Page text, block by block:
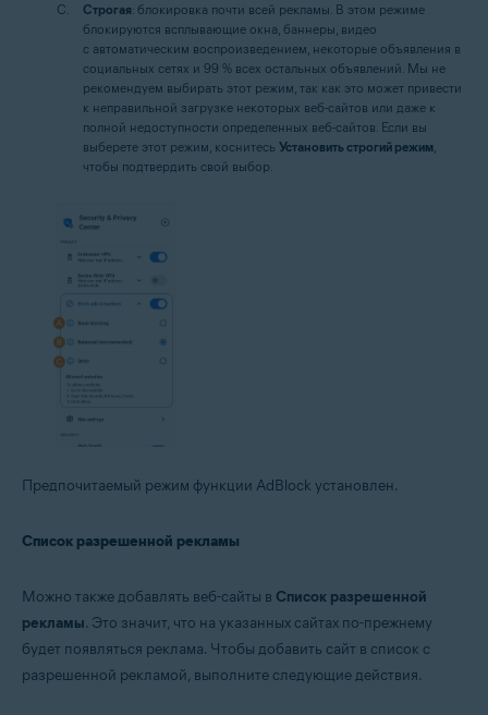
Строгая: блокировка почти всей рекламы. В этом режиме
блокируются всплывающие окна, баннеры, видео
с автоматическим воспроизведением, некоторые объявления в
социальных сетях и 99 % всех остальных объявлений. Мы не
рекомендуем выбирать этот режим, так как это может привести
к неправильной загрузке некоторых веб-сайтов или даже к
полной недоступности определенных веб-сайтов. Если вы
выберете этот режим, коснитесь Установить строгий режим,
чтобы подтвердить свой выбор.
Предпочитаемый режим функции AdBlock установлен.
Список разрешенной рекламы
Можно также добавлять веб-сайты в Список разрешенной
рекламы. Это значит, что на указанных сайтах по-прежнему
будет появляться реклама. Чтобы добавить сайт в список с
разрешенной рекламой, выполните следующие действия.